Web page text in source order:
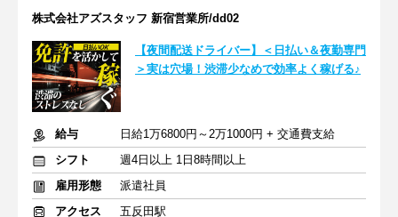
株式会社アズスタッフ 新宿営業所/dd02
【夜間配送ドライバー】＜日払い＆夜勤専門
＞実は穴場！渋滞少なめで効率よく稼げる♪
給与
日給1万6800円～2万1000円 + 交通費支給
シフト
週4日以上 1日8時間以上
雇用形態
派遣社員
アクセス
五反田駅